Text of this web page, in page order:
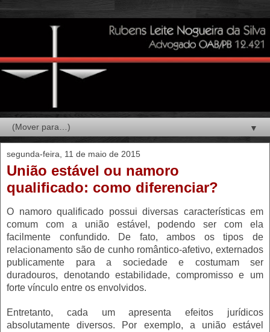
▼
segunda-feira, 11 de maio de 2015
União estável ou namoro
qualificado: como diferenciar?
O namoro qualificado possui diversas características em
comum com a união estável, podendo ser com ela
facilmente confundido. De fato, ambos os tipos de
relacionamento são de cunho romântico-afetivo, externados
publicamente para a sociedade e costumam ser
duradouros, denotando estabilidade, compromisso e um
forte vínculo entre os envolvidos.
Entretanto, cada um apresenta efeitos jurídicos
absolutamente diversos. Por exemplo, a união estável